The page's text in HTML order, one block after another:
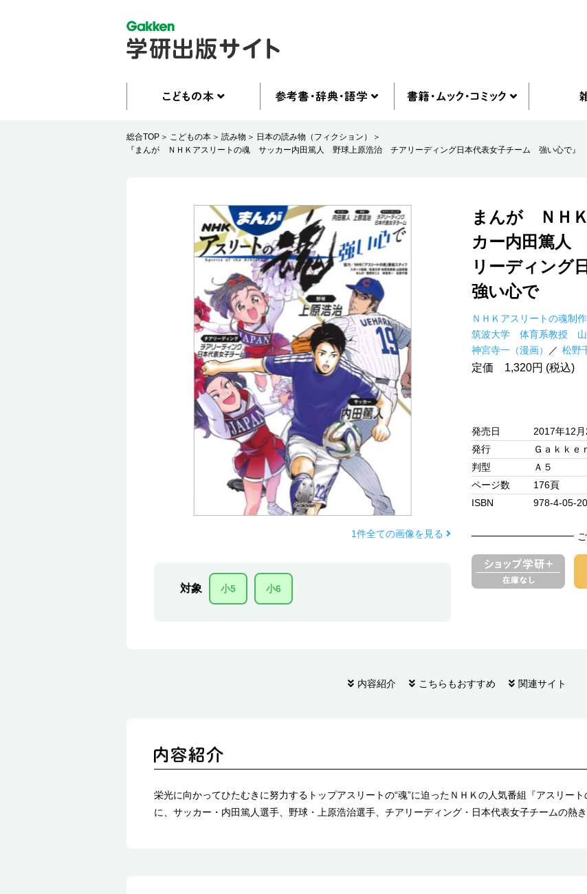
総合TOP こどもの本 読み物
日本の読み物（フィクション）
『まんが ＮＨＫアスリートの魂 サッカー内田篤人 野球上原浩治 チアリーディング日本代表女子チーム 強い心で』
1件全ての画像を見る
対象 小5 小6
まんが ＮＨ
カー内田篤
リーディング
強い心で
ＮＨＫアスリートの魂制作
筑波大学 体育系教授 山
神宮寺一（漫画）
松野
定価 1,320円 (税込)
発売日
2017年12月
発行
Ｇａｋｋｅ
判型
Ａ５
ページ数
176頁
ISBN
978-4-05-
内容紹介 こちらもおすすめ 関連サイト
栄光に向かってひたむきに努力するトップアスリートの“魂”に迫ったＮＨＫの人気番組『アスリー
に、サッカー・内田篤人選手、野球・上原浩治選手、チアリーディング・日本代表女子チームの熱